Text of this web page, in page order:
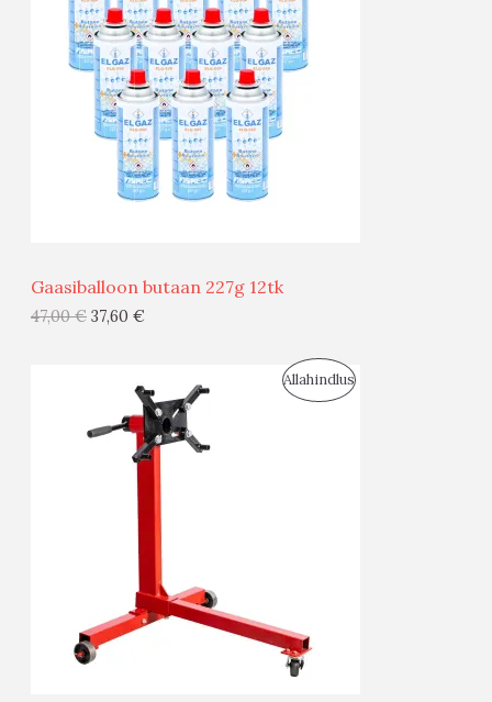
S
Gaasiballoon butaan 227g 12tk
47,00€ 37,60 €
AllahindlusS